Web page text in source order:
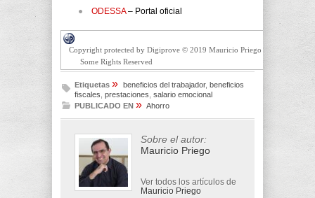
ODESSA– Portal oficial
Copyright protected by Digiprove © 2019 Mauricio Priego
Some Rights Reserved
Etiquetas » beneficios del trabajador, beneficios
fiscales prestaciones salario emocional
PUBLICADO EN » Ahorro
Sobre el autor:
Mauricio Priego
Ver todos los artículos de
Mauricio Priego